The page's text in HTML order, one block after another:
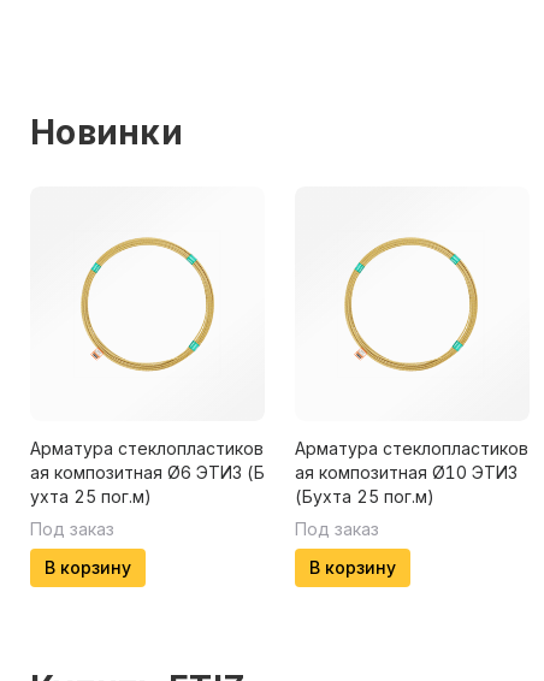
Новинки
Арматура стеклопластиков
ая композитная Ø6 ЭТИЗ (Б
ухта 25 пог.м)
Под заказ
В корзину
Арматура стеклопластиков
ая композитная Ø10 ЭТИЗ
(Бухта 25 пог.м)
Под заказ
В корзину